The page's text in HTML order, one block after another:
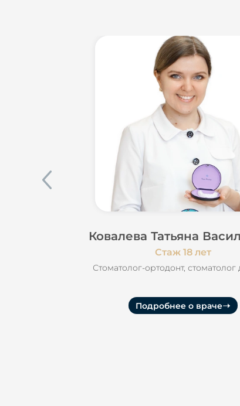
Ковалева Татьяна
Стаж 18 лет
Стоматолог-ортодонт, стоматолог
Подробнее о враче